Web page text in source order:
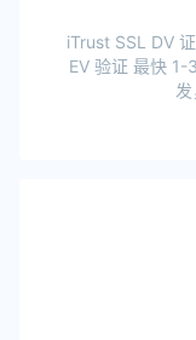
iTrust SSL DV
EV 验证 最快 1-